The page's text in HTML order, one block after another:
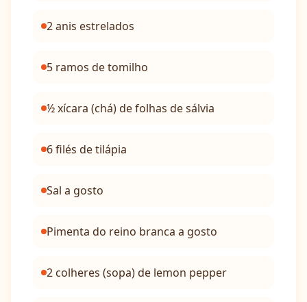
2 anis estrelados
5 ramos de tomilho
½ xícara (chá) de folhas de sálvia
6 filés de tilápia
Sal a gosto
Pimenta do reino branca a gosto
2 colheres (sopa) de lemon pepper